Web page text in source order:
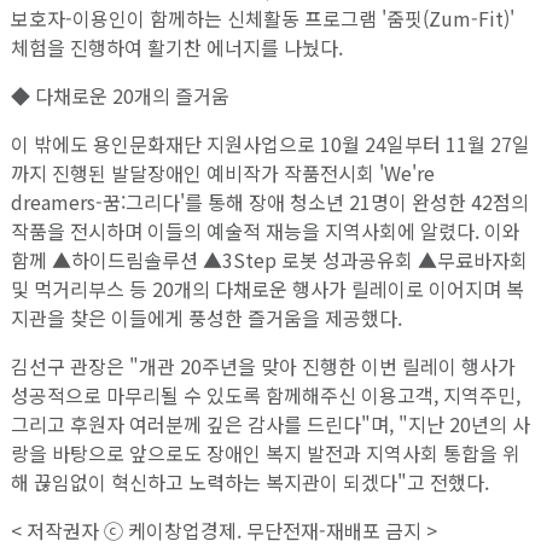
보호자-이용인이 함께하는 신체활동 프로그램 '줌핏(Zum-Fit)'
체험을 진행하여 활기찬 에너지를 나눴다.
◆ 다채로운 20개의 즐거움
이 밖에도 용인문화재단 지원사업으로 10월 24일부터 11월 27일
까지 진행된 발달장애인 예비작가 작품전시회 'We're
dreamers-꿈:그리다'를 통해 장애 청소년 21명이 완성한 42점의
작품을 전시하며 이들의 예술적 재능을 지역사회에 알렸다. 이와
함께 ▲하이드림솔루션 ▲3Step 로봇 성과공유회 ▲무료바자회
및 먹거리부스 등 20개의 다채로운 행사가 릴레이로 이어지며 복
지관을 찾은 이들에게 풍성한 즐거움을 제공했다.
김선구 관장은 "개관 20주년을 맞아 진행한 이번 릴레이 행사가
성공적으로 마무리될 수 있도록 함께해주신 이용고객, 지역주민,
그리고 후원자 여러분께 깊은 감사를 드린다"며, "지난 20년의 사
랑을 바탕으로 앞으로도 장애인 복지 발전과 지역사회 통합을 위
해 끊임없이 혁신하고 노력하는 복지관이 되겠다"고 전했다.
< 저작권자 ⓒ 케이창업경제. 무단전재-재배포 금지 >